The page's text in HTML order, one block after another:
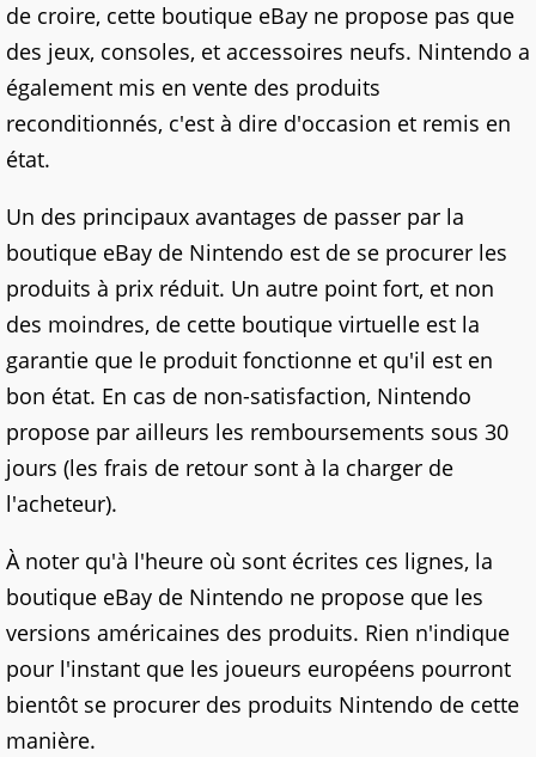
de croire, cette boutique eBay ne propose pas que
des jeux, consoles, et accessoires neufs. Nintendo a
également mis en vente des produits
reconditionnés, c'est à dire d'occasion et remis en
état.
Un des principaux avantages de passer par la
boutique eBay de Nintendo est de se procurer les
produits à prix réduit. Un autre point fort, et non
des moindres, de cette boutique virtuelle est la
garantie que le produit fonctionne et qu'il est en
bon état. En cas de non-satisfaction, Nintendo
propose par ailleurs les remboursements sous 30
jours (les frais de retour sont à la charger de
l'acheteur).
À noter qu'à l'heure où sont écrites ces lignes, la
boutique eBay de Nintendo ne propose que les
versions américaines des produits. Rien n'indique
pour l'instant que les joueurs européens pourront
bientôt se procurer des produits Nintendo de cette
manière.